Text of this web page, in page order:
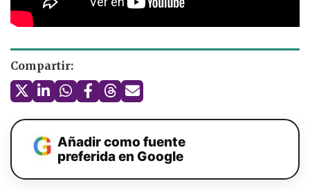
Compartir:
Añadir como fuente
preferida en Google